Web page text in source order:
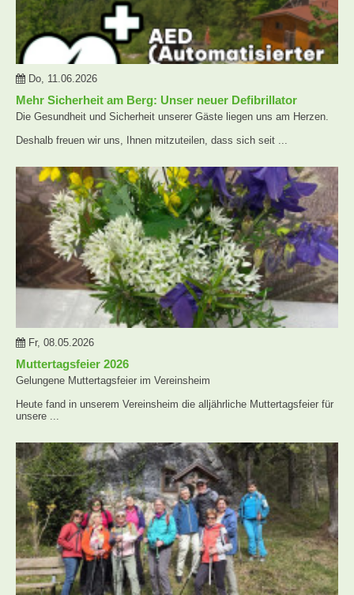
Do, 11.06.2026
Mehr Sicherheit am Berg: Unser neuer Defibrillator
Die Gesundheit und Sicherheit unserer Gäste liegen uns am Herzen.
Deshalb freuen wir uns, Ihnen mitzuteilen, dass sich seit ...
Fr, 08.05.2026
Muttertagsfeier 2026
Gelungene Muttertagsfeier im Vereinsheim
Heute fand in unserem Vereinsheim die alljährliche Muttertagsfeier für
unsere ...